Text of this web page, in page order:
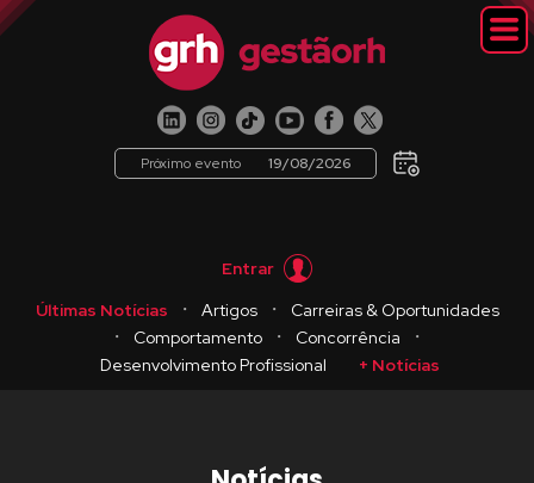
Próximo evento 19/08/2026
Entrar
Últimas Notícias
・ Artigos ・
Carreiras & Oportunidades
・
Comportamento ・ Concorrência
・
Desenvolvimento Profissional
+ Notícias